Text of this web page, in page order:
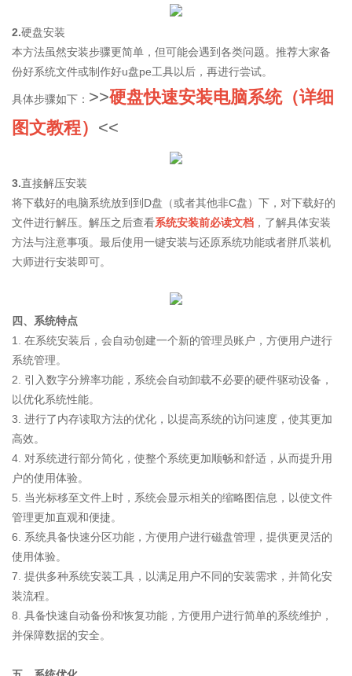
2.硬盘安装
本方法虽然安装步骤更简单，但可能会遇到各类问题。推荐大家备
份好系统文件或制作好u盘pe工具以后，再进行尝试。
具体步骤如下： >>硬盘快速安装电脑系统（详细
图文教程） <<
3.直接解压安装
将下载好的电脑系统放到到D盘（或者其他非C盘）下，对下载好的
文件进行解压。解压之后查看系统安装前必读文档 ，了解具体安装
方法与注意事项。最后使用一键安装与还原系统功能或者胖爪装机
大师进行安装即可。
四、系统特点
1. 在系统安装后，会自动创建一个新的管理员账户，方便用户进行
系统管理。
2. 引入数字分辨率功能，系统会自动卸载不必要的硬件驱动设备，
以优化系统性能。
3. 进行了内存读取方法的优化，以提高系统的访问速度，使其更加
高效。
4. 对系统进行部分简化，使整个系统更加顺畅和舒适，从而提升用
户的使用体验。
5. 当光标移至文件上时，系统会显示相关的缩略图信息，以使文件
管理更加直观和便捷。
6. 系统具备快速分区功能，方便用户进行磁盘管理，提供更灵活的
使用体验。
7. 提供多种系统安装工具，以满足用户不同的安装需求，并简化安
装流程。
8. 具备快速自动备份和恢复功能，方便用户进行简单的系统维护，
并保障数据的安全。